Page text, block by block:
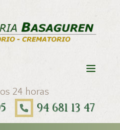
24 horas
94 681 13 47